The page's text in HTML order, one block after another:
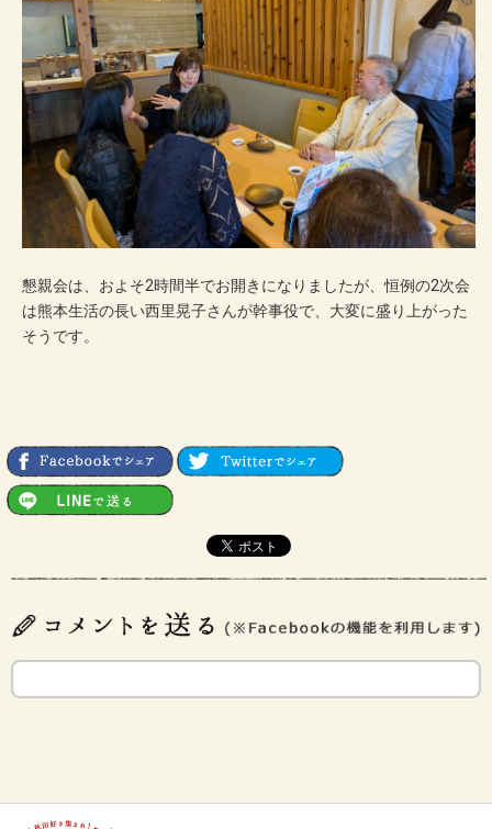
懇親会は、およそ2時間半でお開きになりましたが、恒例の2次会
は熊本生活の長い西里晃子さんが幹事役で、大変に盛り上がった
そうです。